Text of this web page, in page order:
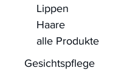
Lippen
Haare
alle Produkte
Gesichtspflege